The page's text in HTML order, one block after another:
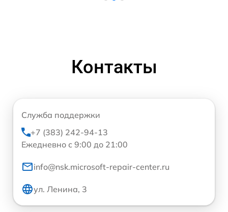
Контакты
Служба поддержки
+7 (383) 242-94-13
Ежедневно с 9:00 до 21:00
info@nsk.microsoft-repair-center.ru
ул. Ленина, 3